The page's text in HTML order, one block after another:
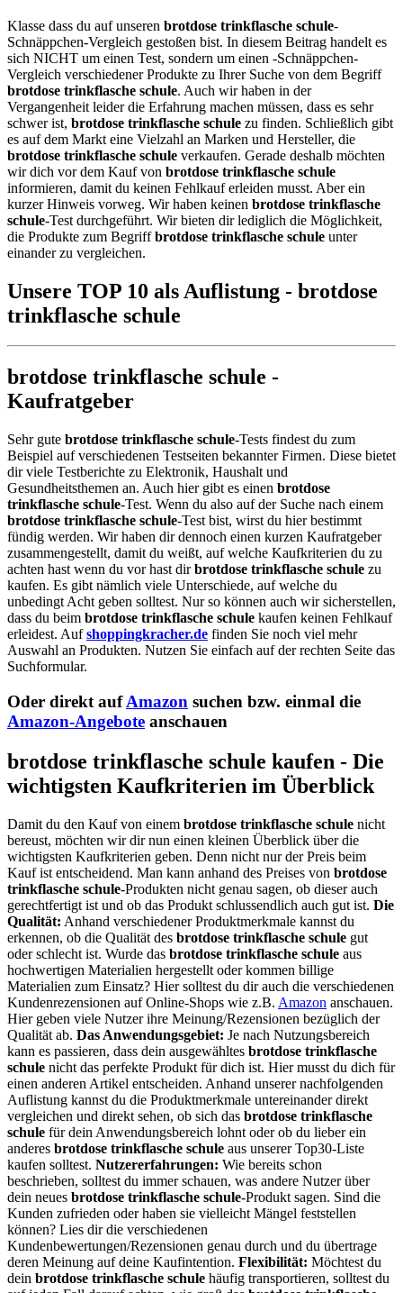
Klasse dass du auf unseren brotdose trinkflasche schule-
Schnäppchen-Vergleich gestoßen bist. In diesem Beitrag handelt es
sich NICHT um einen Test, sondern um einen -Schnäppchen-
Vergleich verschiedener Produkte zu Ihrer Suche von dem Begriff
brotdose trinkflasche schule. Auch wir haben in der
Vergangenheit leider die Erfahrung machen müssen, dass es sehr
schwer ist, brotdose trinkflasche schule zu finden. Schließlich gibt
es auf dem Markt eine Vielzahl an Marken und Hersteller, die
brotdose trinkflasche schule verkaufen. Gerade deshalb möchten
wir dich vor dem Kauf von brotdose trinkflasche schule
informieren, damit du keinen Fehlkauf erleiden musst. Aber ein
kurzer Hinweis vorweg. Wir haben keinen brotdose trinkflasche
schule-Test durchgeführt. Wir bieten dir lediglich die Möglichkeit,
die Produkte zum Begriffbrotdose trinkflasche schule unter
einander zu vergleichen.
Unsere TOP 10 als Auflistung - brotdose
trinkflasche schule
brotdose trinkflasche schule -
Kaufratgeber
Sehr gute brotdose trinkflasche schule-Tests findest du zum
Beispiel auf verschiedenen Testseiten bekannter Firmen. Diese bietet
dir viele Testberichte zu Elektronik, Haushalt und
Gesundheitsthemen an. Auch hier gibt es einen brotdose
trinkflasche schule-Test. Wenn du also auf der Suche nach einem
brotdose trinkflasche schule-Test bist, wirst du hier bestimmt
fündig werden. Wir haben dir dennoch einen kurzen Kaufratgeber
zusammengestellt, damit du weißt, auf welche Kaufkriterien du zu
achten hast wenn du vor hast dirbrotdose trinkflasche schule zu
kaufen. Es gibt nämlich viele Unterschiede, auf welche du
unbedingt Acht geben solltest. Nur so können auch wir sicherstellen,
dass du beim brotdose trinkflasche schule kaufen keinen Fehlkauf
erleidest. Aufshoppingkracher.de finden Sie noch viel mehr
Auswahl an Produkten. Nutzen Sie einfach auf der rechten Seite das
Suchformular.
Oder direkt aufAmazon suchen bzw. einmal die
Amazon-Angebote anschauen
brotdose trinkflasche schule kaufen - Die
wichtigsten Kaufkriterien im Überblick
Damit du den Kauf von einem brotdose trinkflasche schule nicht
bereust, möchten wir dir nun einen kleinen Überblick über die
wichtigsten Kaufkriterien geben. Denn nicht nur der Preis beim
Kauf ist entscheidend. Man kann anhand des Preises von brotdose
trinkflasche schule-Produkten nicht genau sagen, ob dieser auch
gerechtfertigt ist und ob das Produkt schlussendlich auch gut ist. Die
Qualität: Anhand verschiedener Produktmerkmale kannst du
erkennen, ob die Qualität des brotdose trinkflasche schule gut
oder schlecht ist. Wurde das brotdose trinkflasche schule aus
hochwertigen Materialien hergestellt oder kommen billige
Materialien zum Einsatz? Hier solltest du dir auch die verschiedenen
Kundenrezensionen auf Online-Shops wie z.B. Amazon anschauen.
Hier geben viele Nutzer ihre Meinung/Rezensionen bezüglich der
Qualität ab. Das Anwendungsgebiet: Je nach Nutzungsbereich
kann es passieren, dass dein ausgewähltes brotdose trinkflasche
schule nicht das perfekte Produkt für dich ist. Hier musst du dich für
einen anderen Artikel entscheiden. Anhand unserer nachfolgenden
Auflistung kannst du die Produktmerkmale untereinander direkt
vergleichen und direkt sehen, ob sich das brotdose trinkflasche
schule für dein Anwendungsbereich lohnt oder ob du lieber ein
anderes brotdose trinkflasche schule aus unserer Top30-Liste
kaufen solltest. Nutzererfahrungen: Wie bereits schon
beschrieben, solltest du immer schauen, was andere Nutzer über
dein neues brotdose trinkflasche schule-Produkt sagen. Sind die
Kunden zufrieden oder haben sie vielleicht Mängel feststellen
können? Lies dir die verschiedenen
Kundenbewertungen/Rezensionen genau durch und du übertrage
deren Meinung auf deine Kaufintention. Flexibilität: Möchtest du
dein brotdose trinkflasche schule häufig transportieren, solltest du